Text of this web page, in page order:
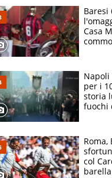
Baresi
Casa
Napoli
per i
storia
fuochi
Roma,
col